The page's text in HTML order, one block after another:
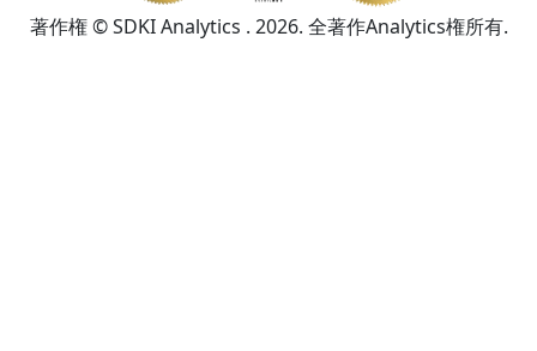
著作権 © SDKI Analytics . 2026. 全著作Analytics権所有.